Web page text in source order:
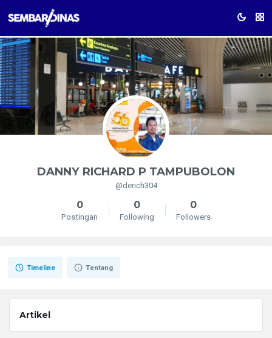
DANNY RICHARD P TAMPUBOLON
@derich304
0
Postingan
0
Following
0
Followers
Timeline Tentang
Artikel